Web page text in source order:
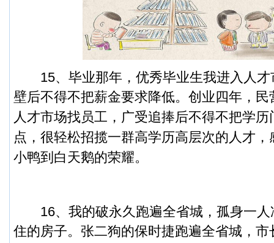
15、毕业那年，优秀毕业生我进入人才
壁后不得不把薪金要求降低。 创业四年，民
人才市场找员工，广受追捧后不得不把学
点，很轻松招揽一群高学历高层次的人才
小鸭到白天鹅的荣耀。
16、我的破永久跑遍全省城，孤身一人
住的房子。 张二狗的保时捷跑遍全省城，